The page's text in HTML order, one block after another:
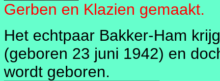
Gerben en Klazien gemaakt.
Het echtpaar Bakker-Ham
(geboren 23 juni 1942) en
wordt geboren.